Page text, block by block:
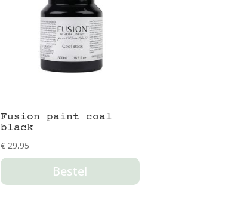
Fusion paint coal
black
€ 29,95
Bestel